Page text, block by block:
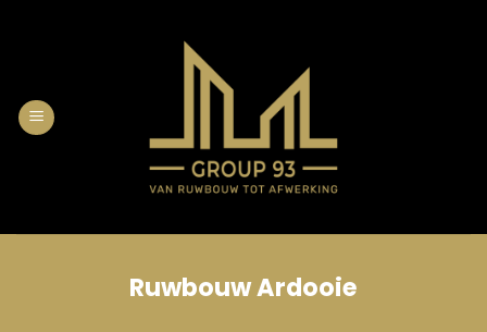
Ruwbouw Ardooie